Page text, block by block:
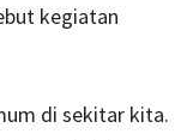
kegiatan
di sekitar kita.